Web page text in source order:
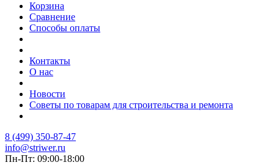
Корзина
Сравнение
Способы оплаты
Контакты
О нас
Новости
Советы по товарам для строительства и ремонта
8 (499) 350-87-47
info@striwer.ru
Пн-Пт: 09:00-18:00